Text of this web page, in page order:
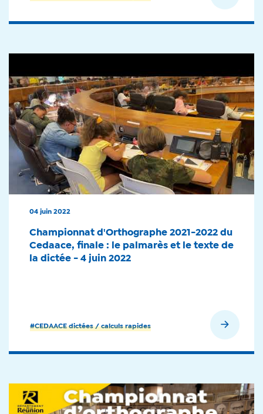
#CEDAACE dictées / calculs rapides
04 juin 2022
Championnat d'Orthographe 2021-2022 du
Cedaace, finale : le palmarès et le texte de
la dictée - 4 juin 2022